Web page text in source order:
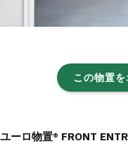
この物置
ユーロ物置® FRONT